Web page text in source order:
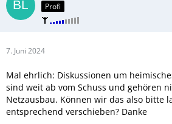
Profi
7. Juni 2024
Mal ehrlich: Diskussionen um
sind weit ab vom Schuss und gehören
Netzausbau. Können wir das also bitte
entsprechend verschieben? Danke